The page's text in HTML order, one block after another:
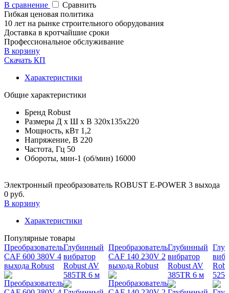
В сравнение
Сравнить
Гибкая ценовая политика
10 лет на рынке строительного оборудования
Доставка в кротчайшие сроки
Профессиональное обслуживание
В корзину
Скачать КП
Характеристики
Общие характеристики
Бренд Robust
Размеры Д х Ш х В 320х135х220
Мощность, кВт 1,2
Напряжение, В 220
Частота, Гц 50
Обороты, мин-1 (об/мин) 16000
Электронный преобразователь ROBUST E-POWER 3 выхода
0 руб.
В корзину
Характеристики
Популярные товары
Преобразователь
CAF 600 380V 4
выхода Robust
Глубинный
вибратор
Robust AV
585TR 6 м
Преобразователь
CAF 140 230V 2
выхода Robust
Глубинный
вибратор
Robust AV
385TR 6 м